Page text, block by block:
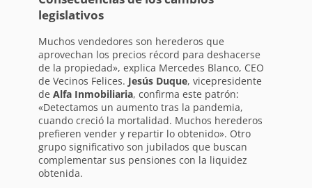
legislativos
Muchos vendedores son herederos que
aprovechan los precios récord para deshacerse
de la propiedad», explica Mercedes Blanco, CEO
de Vecinos Felices. Jesús Duque, vicepresidente
de Alfa Inmobiliaria, confirma este patrón:
«Detectamos un aumento tras la pandemia,
cuando creció la mortalidad. Muchos herederos
prefieren vender y repartir lo obtenido». Otro
grupo significativo son jubilados que buscan
complementar sus pensiones con la liquidez
obtenida.